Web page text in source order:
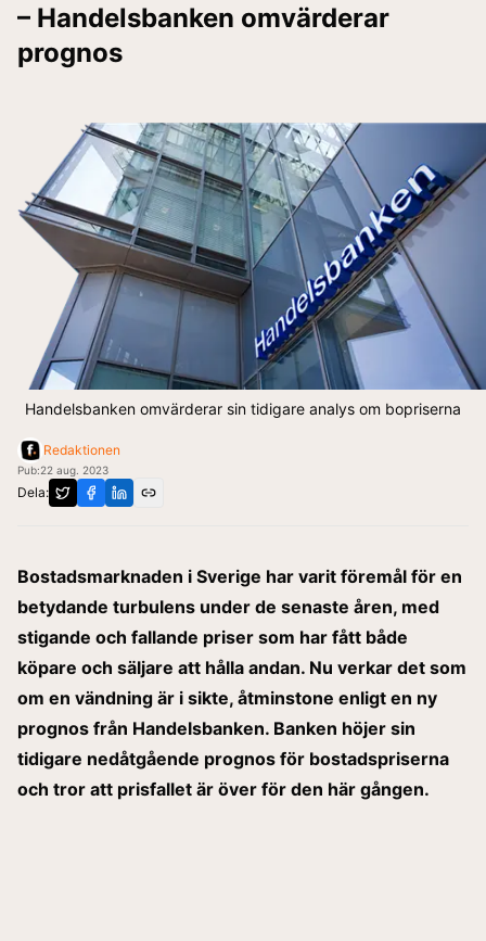
– Handelsbanken omvärderar
prognos
Handelsbanken omvärderar sin tidigare analys om bopriserna
Redaktionen
Pub:22 aug. 2023
Dela:
Bostadsmarknaden i Sverige har varit föremål för en
betydande turbulens under de senaste åren, med
stigande och fallande priser som har fått både
köpare och säljare att hålla andan. Nu verkar det som
om en vändning är i sikte, åtminstone enligt en ny
prognos från Handelsbanken. Banken höjer sin
tidigare nedåtgående prognos för bostadspriserna
och tror att prisfallet är över för den här gången.